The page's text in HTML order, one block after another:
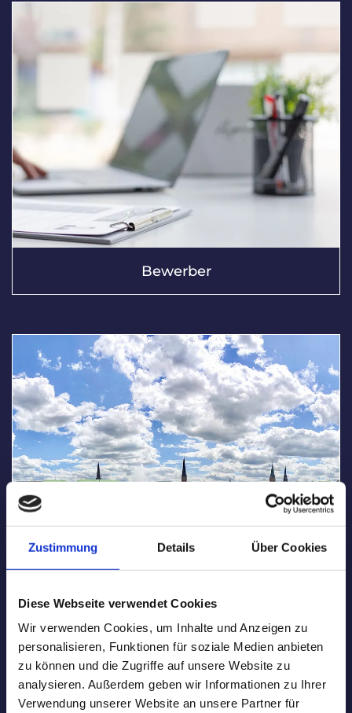
Zustimmung Details Über Cookies
Diese Webseite verwendet Cookies
Wir verwenden Cookies, um Inhalte und Anzeigen zu
personalisieren, Funktionen für soziale Medien anbieten
zu können und die Zugriffe auf unsere Website zu
analysieren. Außerdem geben wir Informationen zu Ihrer
Verwendung unserer Website an unsere Partner für
Bewerber
Unsere Auftraggeber